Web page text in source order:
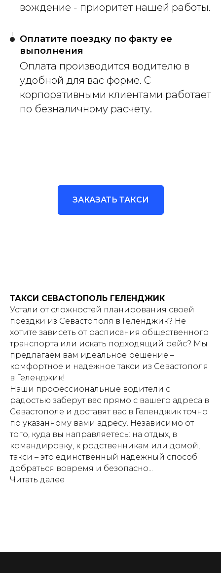
вождение - приоритет нашей работы.
Оплатите поездку по факту ее
выполнения
Оплата производится водителю в
удобной для вас форме. С
корпоративными клиентами работает
по безналичному расчету.
ЗАКАЗАТЬ ТАКСИ
ТАКСИ СЕВАСТОПОЛЬ ГЕЛЕНДЖИК
Устали от сложностей планирования своей
поездки из Севастополя в Геленджик? Не
хотите зависеть от расписания общественного
транспорта или искать подходящий рейс? Мы
предлагаем вам идеальное решение –
комфортное и надежное такси из Севастополя
в Геленджик!
Наши профессиональные водители с
радостью заберут вас прямо с вашего адреса в
Севастополе и доставят вас в Геленджик точно
по указанному вами адресу. Независимо от
того, куда вы направляетесь: на отдых, в
командировку, к родственникам или домой,
такси – это единственный надежный способ
добраться вовремя и безопасно...
Читать далее